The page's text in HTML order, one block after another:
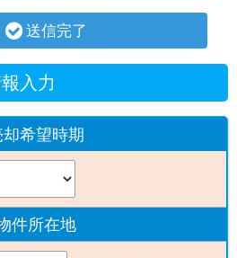
送信完了
入力
希望時期
件所在地